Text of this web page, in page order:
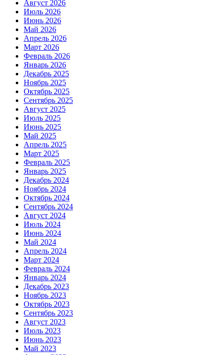
Август 2026
Июль 2026
Июнь 2026
Май 2026
Апрель 2026
Март 2026
Февраль 2026
Январь 2026
Декабрь 2025
Ноябрь 2025
Октябрь 2025
Сентябрь 2025
Август 2025
Июль 2025
Июнь 2025
Май 2025
Апрель 2025
Март 2025
Февраль 2025
Январь 2025
Декабрь 2024
Ноябрь 2024
Октябрь 2024
Сентябрь 2024
Август 2024
Июль 2024
Июнь 2024
Май 2024
Апрель 2024
Март 2024
Февраль 2024
Январь 2024
Декабрь 2023
Ноябрь 2023
Октябрь 2023
Сентябрь 2023
Август 2023
Июль 2023
Июнь 2023
Май 2023